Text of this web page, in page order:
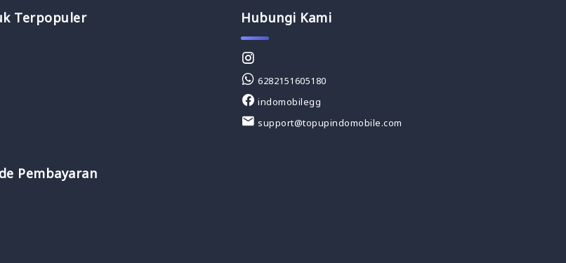
Terpopuler Hubungi Kami
6282151605180
indomobilegg
support@topupindomobile.com
Pembayaran